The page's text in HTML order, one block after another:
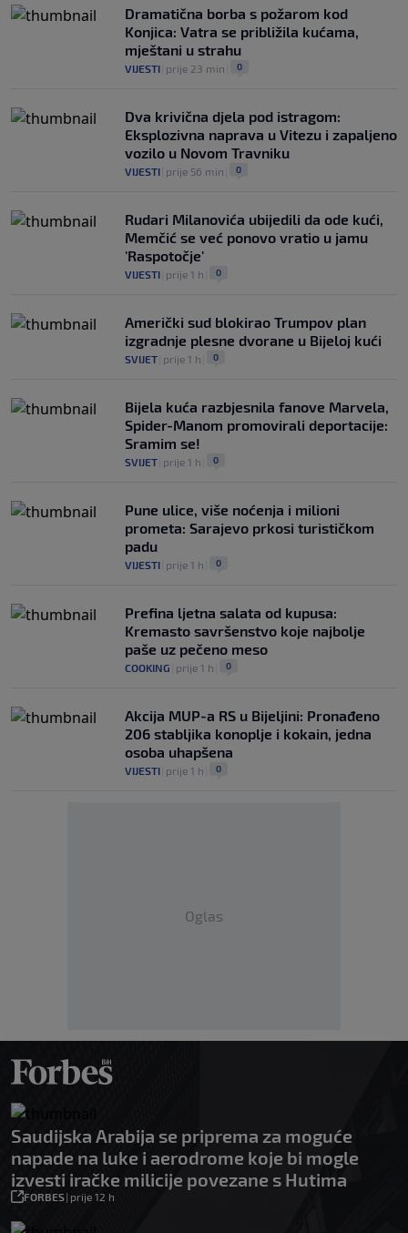
Dramatična borba s požarom kod
Konjica: Vatra se približila kućama,
mještani u strahu
VIJESTI prije 23 min 0
Dva krivična djela pod istragom:
Eksplozivna naprava u Vitezu i zapaljeno
vozilo u Novom Travniku
VIJESTI prije 56 min 0
Rudari Milanovića ubijedili da ode kući,
Memčić se već ponovo vratio u jamu
'Raspotočje'
VIJESTI prije 1 h 0
Američki sud blokirao Trumpov plan
izgradnje plesne dvorane u Bijeloj kući
SVIJET prije 1 h 0
Bijela kuća razbjesnila fanove Marvela,
Spider-Manom promovirali deportacije:
Sramim se!
SVIJET prije 1 h 0
Pune ulice, više noćenja i milioni
prometa: Sarajevo prkosi turističkom
padu
VIJESTI prije 1 h 0
Prefina ljetna salata od kupusa:
Kremasto savršenstvo koje najbolje
paše uz pečeno meso
COOKING prije 1 h 0
Akcija MUP-a RS u Bijeljini: Pronađeno
206 stabljika konoplje i kokain, jedna
osoba uhapšena
VIJESTI prije 1 h 0
Oglas
Saudijska Arabija se priprema za moguće
napade na luke i aerodrome koje bi mogle
izvesti iračke milicije povezane s Hutima
FORBES| prije 12 h